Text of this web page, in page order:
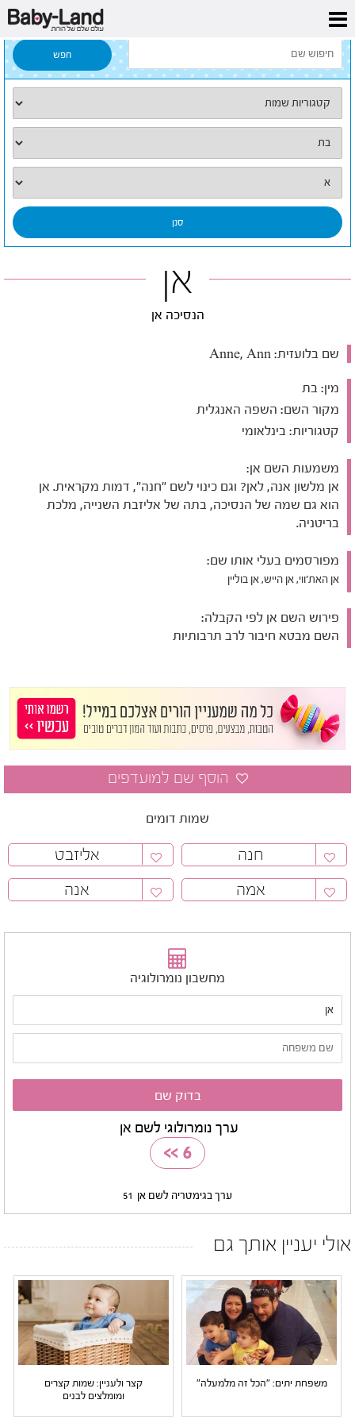
דף הבית
אן
הנסיכה אן
שם בלועזית:
מין: בת
מקור השם: השפה האנגלית
קטגוריות: בינלאומי
משמעות השם אן:
אן מלשון אנה, לאן? וגם כינוי לשם "חנה", דמות מקראית. אן
הוא גם שמה של הנסיכה, בתה של אליזבת השנייה, מלכת
בריטניה.
מפורסמים בעלי אותו שם:
אן האת'ווי, אן הייש, אן בוליין
פירוש השם אן לפי הקבלה:
השם מבטא חיבור לרב תרבותיות
שמות דומים
חנה
אליזבט
אמה
אנה
מחשבון נומרולוגיה
ערך נומרולוגי לשם אן
6
>>
ערך בגימטריה לשם אן 51
אולי יעניין אותך גם
משפחת יתים: "הכל זה מלמעלה"
קצר ולעניין: שמות קצרים
ומומלצים לבנים